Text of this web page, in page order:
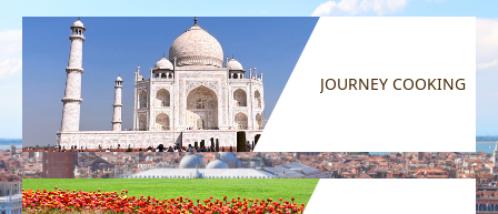
JOURNEY COOKING